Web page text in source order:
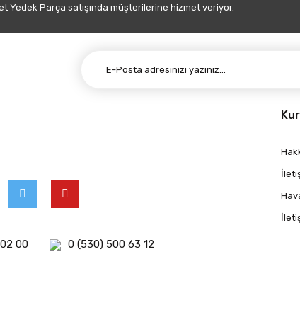
Yedek Parça satışında müşterilerine hizmet veriyor.
00 0 (530) 500 63 12